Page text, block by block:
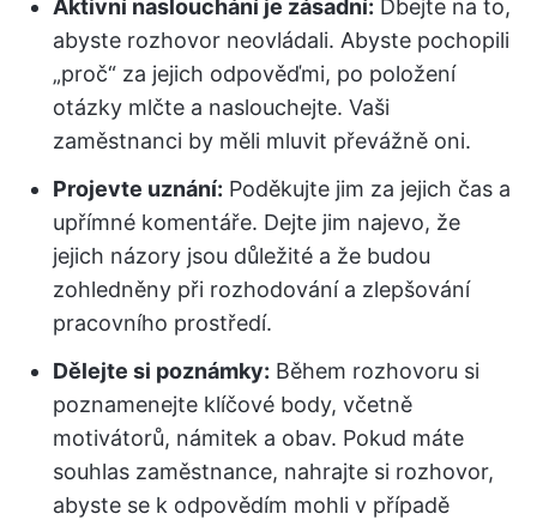
Aktivní naslouchání je zásadní: Dbejte na to,
abyste rozhovor neovládali. Abyste pochopili
„proč“ za jejich odpověďmi, po položení
otázky mlčte a naslouchejte. Vaši
zaměstnanci by měli mluvit převážně oni.
Projevte uznání: Poděkujte jim za jejich čas a
upřímné komentáře. Dejte jim najevo, že
jejich názory jsou důležité a že budou
zohledněny při rozhodování a zlepšování
pracovního prostředí.
Dělejte si poznámky: Během rozhovoru si
poznamenejte klíčové body, včetně
motivátorů, námitek a obav. Pokud máte
souhlas zaměstnance, nahrajte si rozhovor,
abyste se k odpovědím mohli v případě